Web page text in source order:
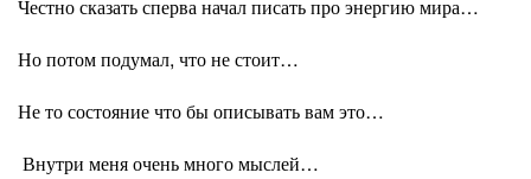
Честно сказать сперва начал писать про энергию мира…
Но потом подумал, что не стоит…
Не то состояние что бы описывать вам это…
Внутри меня очень много мыслей…